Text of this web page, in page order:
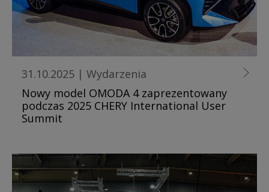
31.10.2025 | Wydarzenia
Nowy model OMODA 4 zaprezentowany
podczas 2025 CHERY International User
Summit